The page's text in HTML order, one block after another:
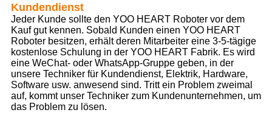
Kundendienst
Jeder Kunde sollte den YOO HEART Roboter vor dem
Kauf gut kennen. Sobald Kunden einen YOO HEART
Roboter besitzen, erhält deren Mitarbeiter eine 3-5-tägige
kostenlose Schulung in der YOO HEART Fabrik. Es wird
eine WeChat- oder WhatsApp-Gruppe geben, in der
unsere Techniker für Kundendienst, Elektrik, Hardware,
Software usw. anwesend sind. Tritt ein Problem zweimal
auf, kommt unser Techniker zum Kundenunternehmen, um
das Problem zu lösen.